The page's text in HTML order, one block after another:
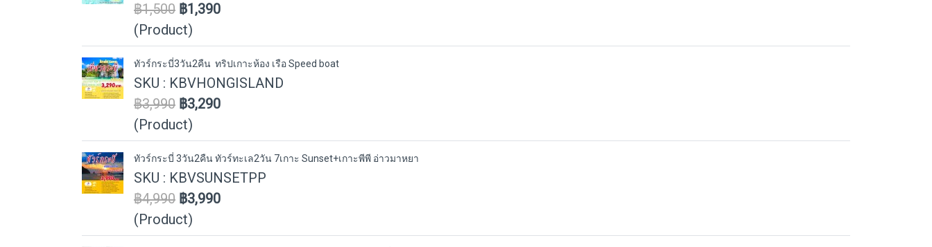
฿1,500 ฿1,390
(Product)
ทัวร์กระบี่3วัน2คืน ทริปเกาะห้อง เรือ Speed boat
SKU : KBVHONGISLAND
฿3,990 ฿3,290
(Product)
ทัวร์กระบี่ 3วัน2คืน ทัวร์ทะเล2วัน 7เกาะ Sunset+เกาะพีพี อ่าวมาหยา
SKU : KBVSUNSETPP
฿4,990 ฿3,990
(Product)